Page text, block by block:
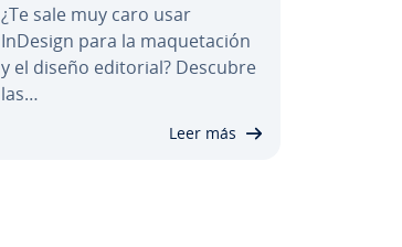
¿Te sale muy caro usar
InDesign para la ma­que­ta­ción
y el diseño editorial? Descubre
las…
Leer más